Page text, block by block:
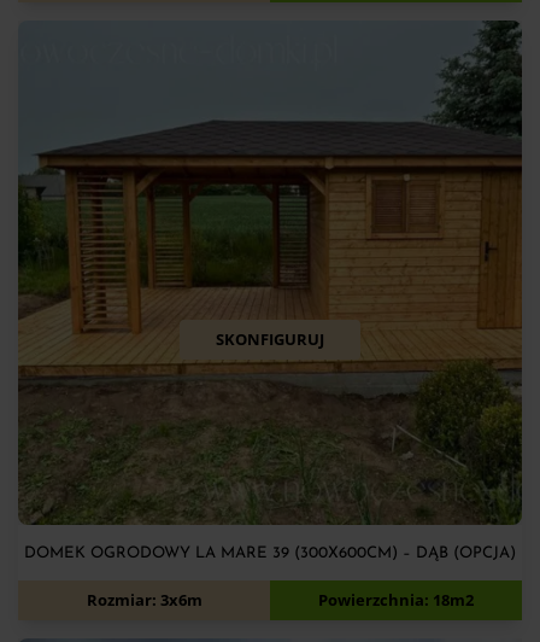
SKONFIGURUJ
DOMEK OGRODOWY LA MARE 39 (300X600CM) – DĄB (OPCJA)
11 700zł
Rozmiar: 3x6m Powierzchnia: 18m2